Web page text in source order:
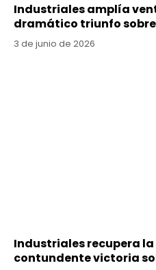
Industriales amplía
dramático triunfo sobre
3 de junio de 2026
Industriales recupera
contundente victoria